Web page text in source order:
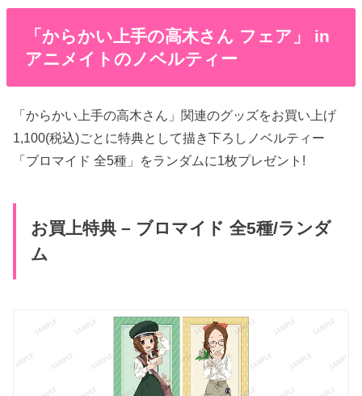
「からかい上手の高木さん フェア」 in
アニメイトのノベルティー
「からかい上手の高木さん」関連のグッズをお買い上げ
1,100(税込)ごとに特典として描き下ろしノベルティー
「ブロマイド 全5種」をランダムに1枚プレゼント!
お買上特典 – ブロマイド 全5種/ランダ
ム